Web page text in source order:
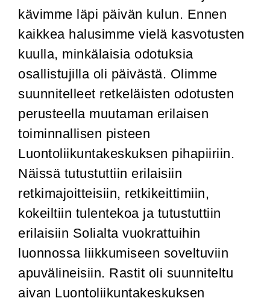
kävimme läpi päivän kulun. Ennen
kaikkea halusimme vielä kasvotusten
kuulla, minkälaisia odotuksia
osallistujilla oli päivästä. Olimme
suunnitelleet retkeläisten odotusten
perusteella muutaman erilaisen
toiminnallisen pisteen
Luontoliikuntakeskuksen pihapiiriin.
Näissä tutustuttiin erilaisiin
retkimajoitteisiin, retkikeittimiin,
kokeiltiin tulentekoa ja tutustuttiin
erilaisiin Solialta vuokrattuihin
luonnossa liikkumiseen soveltuviin
apuvälineisiin. Rastit oli suunniteltu
aivan Luontoliikuntakeskuksen